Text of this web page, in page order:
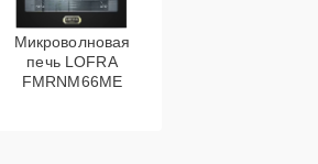
Микроволновая
печь LOFRA
FMRNM66ME